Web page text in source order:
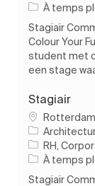
Type d’emploi
À temps
Stagiair
Colour Your
student met
een stage
Stagiair
Emplacement
Catégorie
RH,
Type d’emploi
À temps
Stagiair